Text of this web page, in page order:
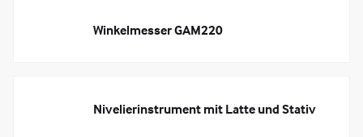
Winkelmesser GAM220
Nivelierinstrument mit Latte und Stativ